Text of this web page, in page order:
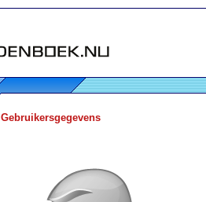
Gebruikersgegevens